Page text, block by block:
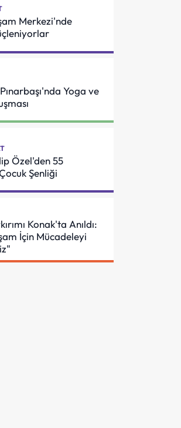
Merkezi'nde
Yoga ve
Özel'den 55
Şenliği
Konak'ta Anıldı:
İçin Mücadeleyi